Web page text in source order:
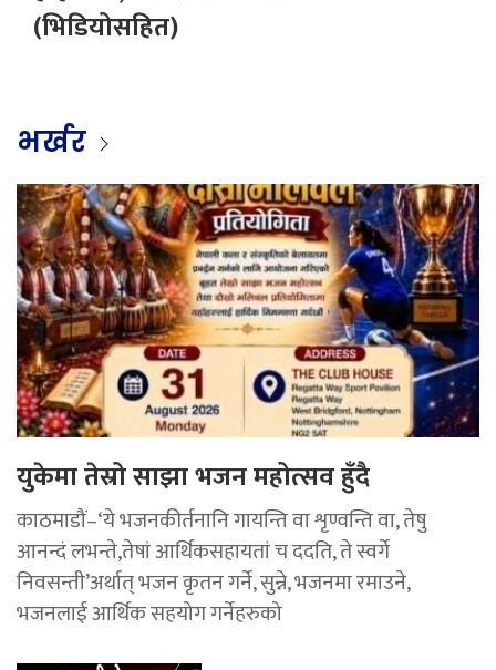
(भिडियोसहित)
भर्खर
युकेमा तेस्रो साझा भजन महोत्सव हुँदै
काठमाडौं–‘ये भजनकीर्तनानि गायन्ति वा शृण्वन्ति वा, तेषु
आनन्दं लभन्ते,तेषां आर्थिकसहायतां च ददति, ते स्वर्गे
निवसन्ती’अर्थात् भजन कृतन गर्ने, सुन्ने, भजनमा रमाउने,
भजनलाई आर्थिक सहयोग गर्नेहरुको